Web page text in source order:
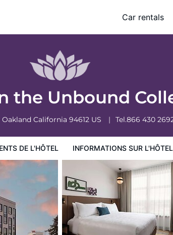
Car rentals
the Unbound
Oakland California 94612 US Tel.866 430
DE L'HÔTEL INFORMATIONS SUR L'HÔTEL